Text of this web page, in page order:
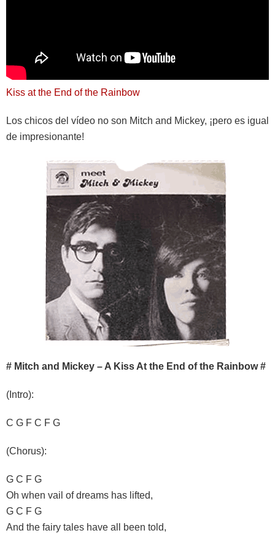
Kiss at the End of the Rainbow
Los chicos del vídeo no son Mitch and Mickey, ¡pero es igual
de impresionante!
# Mitch and Mickey – A Kiss At the End of the Rainbow #
(Intro):
C G F C F G
(Chorus):
G C F G
Oh when vail of dreams has lifted,
G C F G
And the fairy tales have all been told,